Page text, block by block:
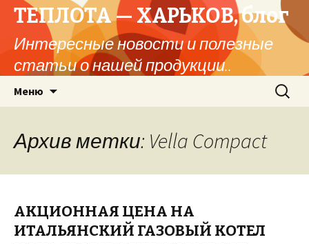
ТЕПЛОТА — ХАРЬКОВ, блог
Интересные новости и полезные
статьи о нашей продукции..
Меню Найти:
Архив метки: Vella Compact
АКЦИОННАЯ ЦЕНА НА
ИТАЛЬЯНСКИЙ ГАЗОВЫЙ КОТЕЛ